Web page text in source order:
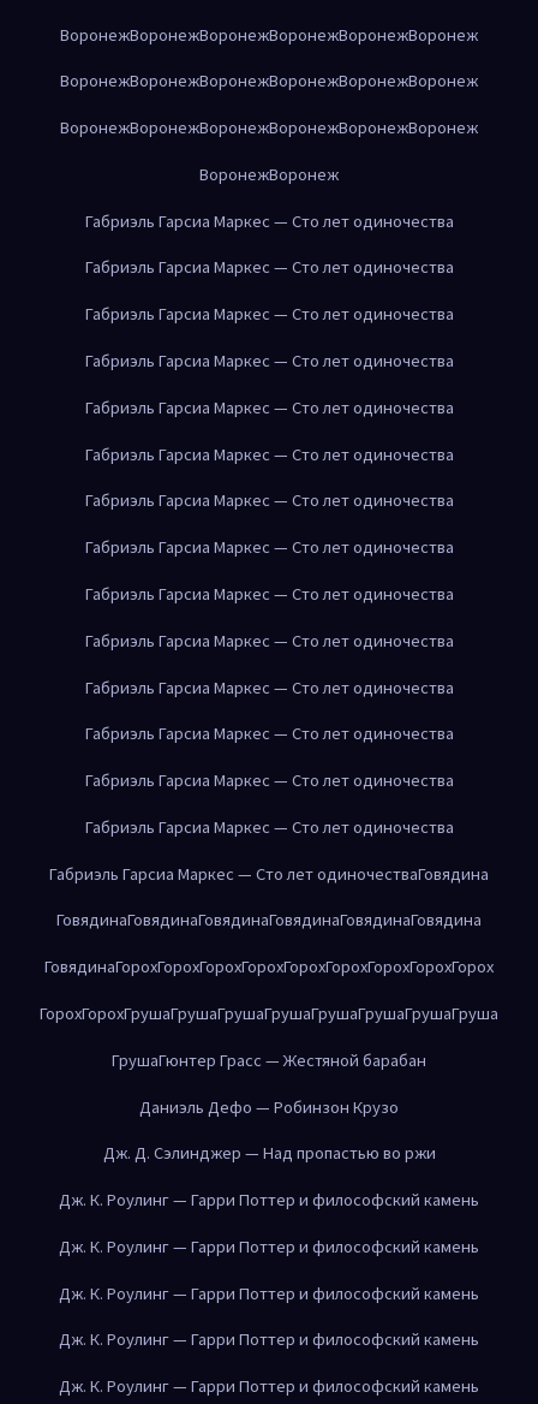
ВоронежВоронежВоронежВоронежВоронежВоронеж
ВоронежВоронежВоронежВоронежВоронежВоронеж
ВоронежВоронежВоронежВоронежВоронежВоронеж
ВоронежВоронеж
Габриэль Гарсиа Маркес — Сто лет одиночества
Габриэль Гарсиа Маркес — Сто лет одиночества
Габриэль Гарсиа Маркес — Сто лет одиночества
Габриэль Гарсиа Маркес — Сто лет одиночества
Габриэль Гарсиа Маркес — Сто лет одиночества
Габриэль Гарсиа Маркес — Сто лет одиночества
Габриэль Гарсиа Маркес — Сто лет одиночества
Габриэль Гарсиа Маркес — Сто лет одиночества
Габриэль Гарсиа Маркес — Сто лет одиночества
Габриэль Гарсиа Маркес — Сто лет одиночества
Габриэль Гарсиа Маркес — Сто лет одиночества
Габриэль Гарсиа Маркес — Сто лет одиночества
Габриэль Гарсиа Маркес — Сто лет одиночества
Габриэль Гарсиа Маркес — Сто лет одиночества
Габриэль Гарсиа Маркес — Сто лет одиночестваГовядина
ГовядинаГовядинаГовядинаГовядинаГовядинаГовядина
ГовядинаГорохГорохГорохГорохГорохГорохГорохГорохГорох
ГорохГорохГрушаГрушаГрушаГрушаГрушаГрушаГрушаГруша
ГрушаГюнтер Грасс — Жестяной барабан
Даниэль Дефо — Робинзон Крузо
Дж. Д. Сэлинджер — Над пропастью во ржи
Дж. К. Роулинг — Гарри Поттер и философский камень
Дж. К. Роулинг — Гарри Поттер и философский камень
Дж. К. Роулинг — Гарри Поттер и философский камень
Дж. К. Роулинг — Гарри Поттер и философский камень
Дж. К. Роулинг — Гарри Поттер и философский камень